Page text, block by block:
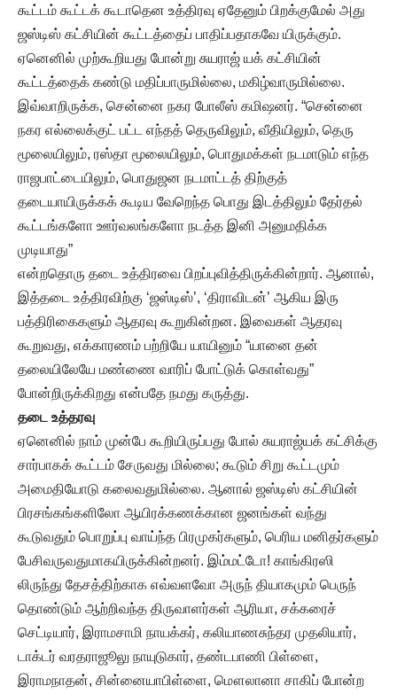
கூட்டம் கூட்டக் கூடாதென உத்திரவு ஏதேனும் பிறக்குமேல் அது
ஜஸ்டிஸ் கட்சியின் கூட்டத்தைப் பாதிப்பதாகவே யிருக்கும்.
ஏனெனில் முற்கூறியது போன்று சுயராஜ் யக் கட்சியின்
கூட்டத்தைக் கண்டு மதிப்பாருமில்லை, மகிழ்வாருமில்லை.
இவ்வாறிருக்க, சென்னை நகர போலீஸ் கமிஷனர். “சென்னை
நகர எல்லைக்குட் பட்ட எந்தத் தெருவிலும், வீதியிலும், தெரு
மூலையிலும், ரஸ்தா மூலையிலும், பொதுமக்கள் நடமாடும் எந்த
ராஜபாட்டையிலும், பொதுஜன நடமாட்டத் திற்குத்
தடையாயிருக்கக் கூடிய வேறெந்த பொது இடத்திலும் தேர்தல்
கூட்டங்களோ ஊர்வலங்களோ நடத்த இனி அனுமதிக்க
முடியாது”
என்றதொரு தடை உத்திரவை பிறப்புவித்திருக்கின்றார். ஆனால்,
இத்தடை உத்திரவிற்கு ‘ஜஸ்டிஸ்’, ‘திராவிடன்’ ஆகிய இரு
பத்திரிகைகளும் ஆதரவு கூறுகின்றன. இவைகள் ஆதரவு
கூறுவது, எக்காரணம் பற்றியே யாயினும் “யானை தன்
தலையிலேயே மண்ணை வாரிப் போட்டுக் கொள்வது”
போன்றிருக்கிறது என்பதே நமது கருத்து.
தடை உத்தரவு
ஏனெனில் நாம் முன்பே கூறியிருப்பது போல் சுயராஜ்யக் கட்சிக்கு
சார்பாகக் கூட்டம் சேருவது மில்லை; கூடும் சிறு கூட்டமும்
அமைதியோடு கலைவதுமில்லை. ஆனால் ஜஸ்டிஸ் கட்சியின்
பிரசங்கங்களிலோ ஆயிரக்கணக்கான ஜனங்கள் வந்து
கூடுவதும் பொறுப்பு வாய்ந்த பிரமுகர்களும், பெரிய மனிதர்களும்
பேசிவருவதுமாகயிருக்கின்றனர். இம்மட்டோ! காங்கிரஸி
லிருந்து தேசத்திற்காக எவ்வளவோ அருந் தியாகமும் பெருந்
தொண்டும் ஆற்றிவந்த திருவாளர்கள் ஆரியா, சக்கரைச்
செட்டியார், இராமசாமி நாயக்கர், கலியாணசுந்தர முதலியார்,
டாக்டர் வரதராஜூலு நாயுடுகார், தண்டபாணி பிள்ளை,
இராமநாதன், சின்னையாபிள்ளை, மௌலானா சாகிப் போன்ற